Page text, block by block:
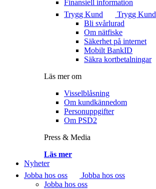
Finansiell information
Trygg Kund
Trygg Kund
Bli svårlurad
Om nätfiske
Säkerhet på internet
Mobilt BankID
Säkra kortbetalningar
Läs mer om
Visselblåsning
Om kundkännedom
Personuppgifter
Om PSD2
Press & Media
Läs mer
Nyheter
Jobba hos oss
Jobba hos oss
Jobba hos oss